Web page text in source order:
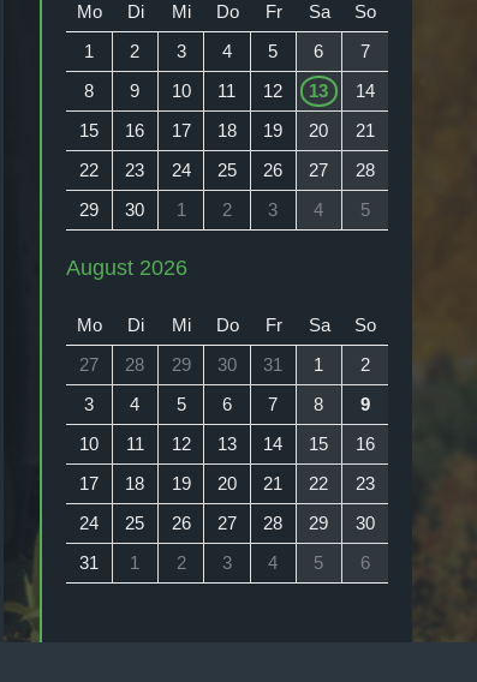
Mo Di Mi Do Fr Sa
So
1
2 3 4 5 6
7
8
9 10 11 12 13
14
15
16 17 18 19 20
21
22
23 24 25 26 27
28
29
30 1 2 3 4 5
August 2026
Mo Di Mi Do Fr Sa
So
27
28 29 30 31 1
2
3
4 5 6 7 8
9
10
11 12 13 14 15
16
17
18 19 20 21 22
23
24
25 26 27 28 29
30
31
1 2 3 4 5 6